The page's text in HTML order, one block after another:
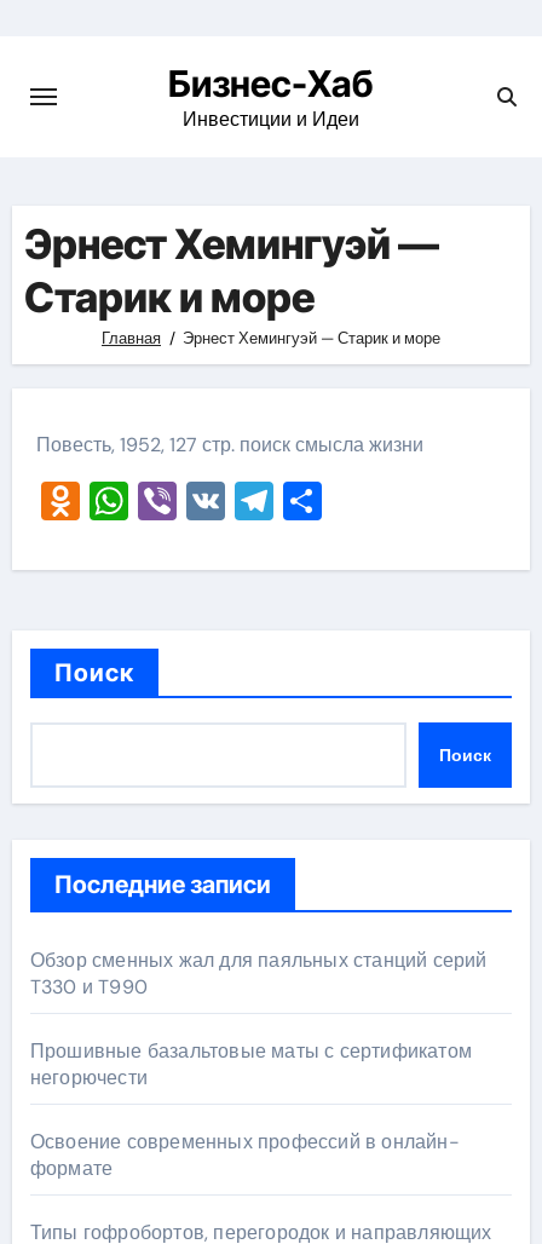
content
Бизнес-Хаб
Инвестиции и Идеи
Эрнест Хемингуэй —
Старик и море
Главная Эрнест Хемингуэй — Старик и море
Повесть, 1952, 127 стр. поиск смысла жизни
Odnoklassniki
WhatsApp
Viber
VKTelegram
Отправить
Поиск
Поиск
Последние записи
Обзор сменных жал для паяльных станций серий
T330 и T990
Прошивные базальтовые маты с сертификатом
негорючести
Освоение современных профессий в онлайн-
формате
Типы гофробортов, перегородок и направляющих